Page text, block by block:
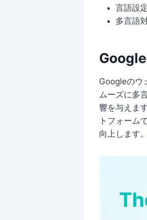
言語設
多言語
Googleのウ
ムーズに多
響を与えま
トフォーム
向上します